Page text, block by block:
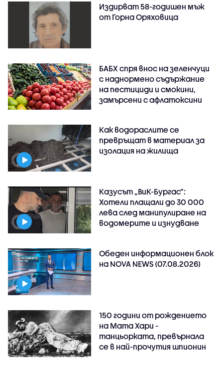
Издирват 58-годишен мъж
от Горна Оряховица
БАБХ спря внос на зеленчуци
с наднормено съдържание
на пестициди и смокини,
замърсени с афлатоксини
Как водораслите се
превръщат в материал за
изолация на жилища
Казусът „ВиК-Бургас“:
Хотели плащали до 30 000
лева след манипулиране на
водомерите и изнудване
Обеден информационен блок
на NOVA NEWS (07.08.2026)
150 години от рождението
на Мата Хари -
танцьорката, превърнала
се в най-прочутия шпионин